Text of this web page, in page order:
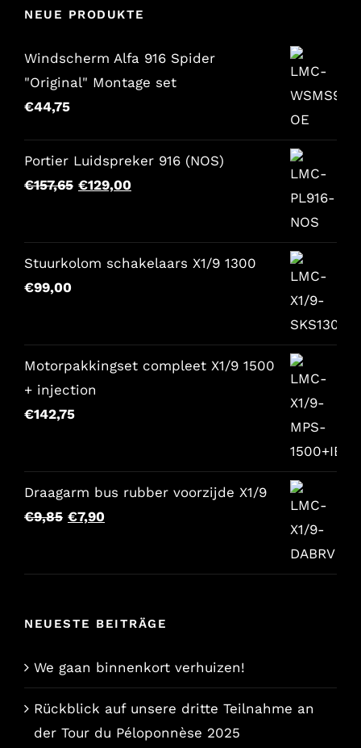
NEUE PRODUKTE
Windscherm Alfa 916 Spider
"Original" Montage set
€44,75
Portier Luidspreker 916 (NOS)
€157,65 Der
war:
€129,00Der
lautet:
Stuurkolom schakelaars X1/9 1300
€99,00
Motorpakkingset compleet X1/9 1500
+ injection
€142,75
Draagarm bus rubber voorzijde X1/9
€9,85 Der
€7,90Der
NEUESTE BEITRÄGE
We gaan binnenkort verhuizen!
Rückblick auf unsere dritte Teilnahme an
der Tour du Péloponnèse 2025